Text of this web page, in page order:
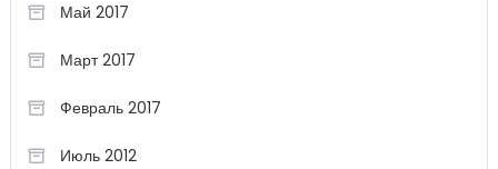
Май 2017
Март 2017
Февраль 2017
Июль 2012